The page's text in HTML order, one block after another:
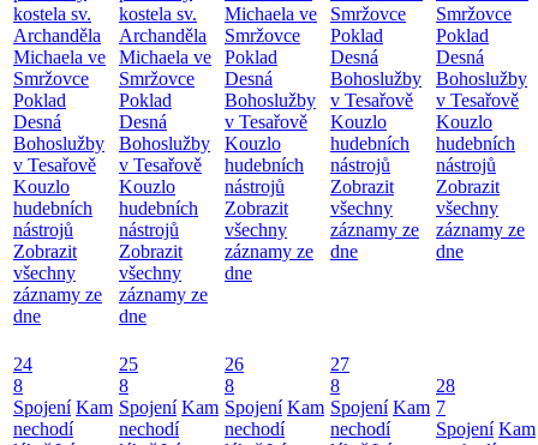
kostela sv.
Archanděla
Michaela ve
Smržovce
Poklad
Desná
Bohoslužby
v Tesařově
Kouzlo
hudebních
nástrojů
Zobrazit
všechny
záznamy ze
dne
kostela sv.
Archanděla
Michaela ve
Smržovce
Poklad
Desná
Bohoslužby
v Tesařově
Kouzlo
hudebních
nástrojů
Zobrazit
všechny
záznamy ze
dne
Michaela ve
Smržovce
Poklad
Desná
Bohoslužby
v Tesařově
Kouzlo
hudebních
nástrojů
Zobrazit
všechny
záznamy ze
dne
Smržovce
Poklad
Desná
Bohoslužby
v Tesařově
Kouzlo
hudebních
nástrojů
Zobrazit
všechny
záznamy ze
dne
Smržovce
Poklad
Desná
Bohoslužby
v Tesařově
Kouzlo
hudebních
nástrojů
Zobrazit
všechny
záznamy ze
dne
24
8
Spojení Kam
nechodí
25
8
Spojení Kam
nechodí
26
8
Spojení Kam
nechodí
27
8
Spojení Kam
nechodí
28
7
Spojení Kam